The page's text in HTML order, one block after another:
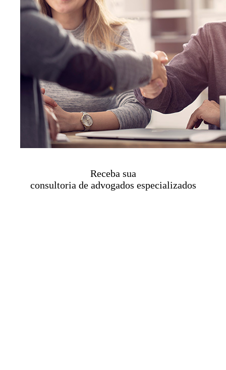
Receba sua
consultoria de advogados especializados